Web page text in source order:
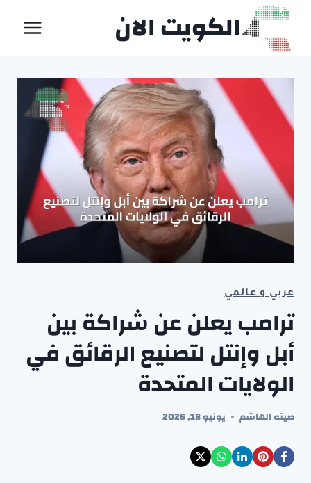
التجاوز
المحتوى
الكويت الان
عربي و عالمي
ترامب يعلن عن شراكة بين
أبل وإنتل لتصنيع الرقائق في
الولايات المتحدة
صيته الهاشم يونيو 18, 2026